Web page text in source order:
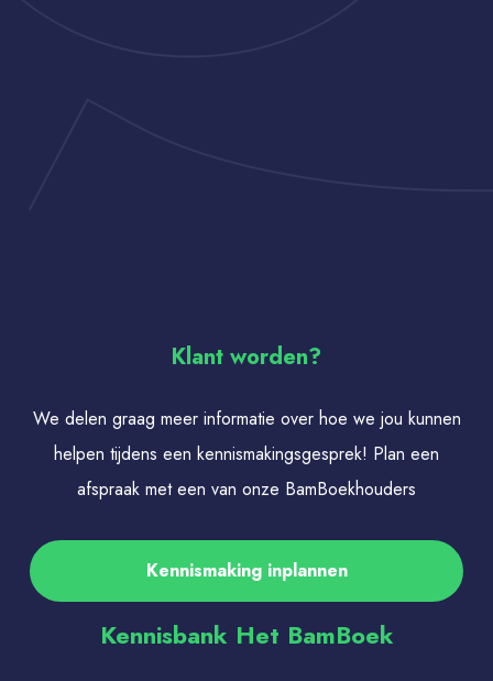
Klant worden?
We delen graag meer informatie over hoe we jou kunnen
helpen tijdens een kennismakingsgesprek! Plan een
afspraak met een van onze BamBoekhouders
Kennismaking inplannen
Kennisbank Het BamBoek